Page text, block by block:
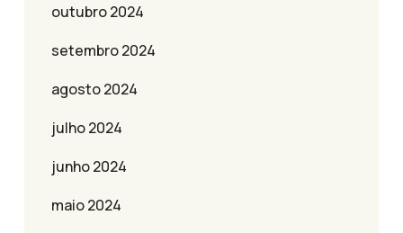
outubro 2024
setembro 2024
agosto 2024
julho 2024
junho 2024
maio 2024